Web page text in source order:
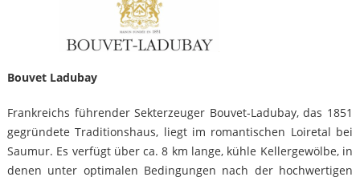
Bouvet Ladubay
Frankreichs führender Sekterzeuger Bouvet-Ladubay, das 1851
gegründete Traditionshaus, liegt im romantischen Loiretal bei
Saumur. Es verfügt über ca. 8 km lange, kühle Kellergewölbe, in
denen unter optimalen Bedingungen nach der hochwertigen